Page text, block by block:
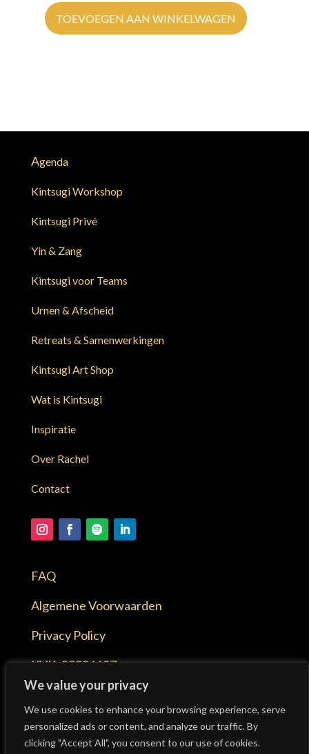
We value your privacy
We use cookies to enhance your browsing experience, serve
personalized ads or content, and analyze our traffic. By
clicking "Accept All", you consent to our use of cookies.
Kintsugi
TOEVOEGEN AAN WINKELWAGEN
Agenda
Kintsugi Workshop
Kintsugi Privé
Yin & Zang
Kintsugi voor Teams
Urnen & Afscheid
Retreats & Samenwerkingen
Kintsugi Art Shop
Wat is Kintsugi
Inspiratie
Over Rachel
Contact
FAQ
Algemene Voorwaarden
Privacy Policy
KVK:89986687
BTW:NL004778505B30